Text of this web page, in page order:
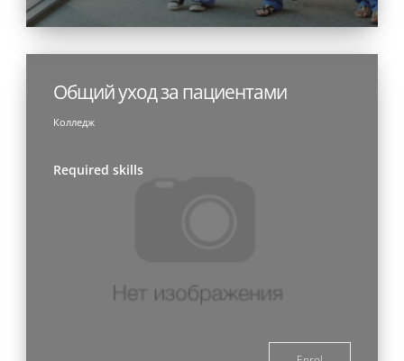
Общий уход за пациентами
Колледж
Required skills